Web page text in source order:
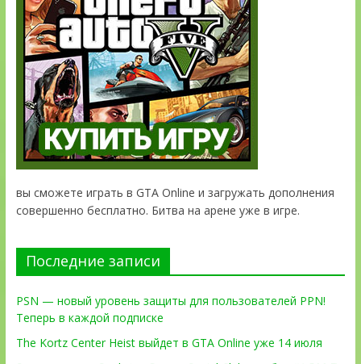
вы сможете играть в GTA Online и загружать дополнения
совершенно бесплатно. Битва на арене уже в игре.
Последние записи
PSN — новый уровень защиты для пользователей PPN!
Теперь в каждой подписке
The Kortz Center Heist выйдет в GTA Online уже 14 июля